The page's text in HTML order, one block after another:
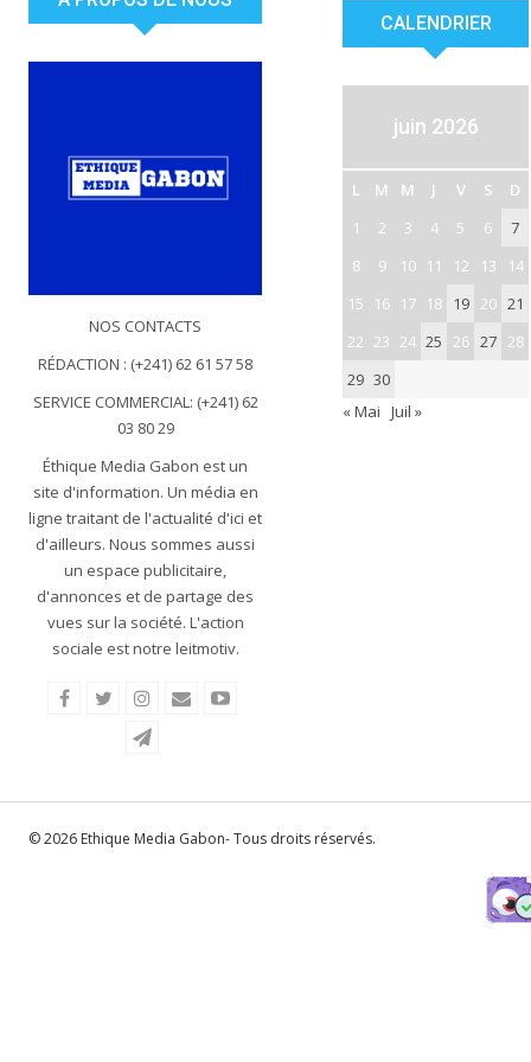
NOS CONTACTS
RÉDACTION : (+241) 62 61 57 58
SERVICE COMMERCIAL: (+241) 62
03 80 29
Éthique Media Gabon est un
site d'information. Un média en
ligne traitant de l'actualité d'ici et
d'ailleurs. Nous sommes aussi
un espace publicitaire,
d'annonces et de partage des
vues sur la société. L'action
sociale est notre leitmotiv.
CALENDRIER
juin 2026
L M M J V S
D
1
2 3 4 5 6
7
8
9 10 11 12 13
14
15
16 17 18 19 20 21
22 23 24 25 26 27 28
29 30
« Mai Juil »
© 2026 Ethique Media Gabon- Tous droits réservés.